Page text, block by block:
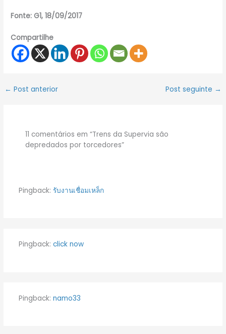
Fonte: G1, 18/09/2017
Compartilhe
← Post anterior Post seguinte →
11 comentários em “Trens da Supervia são
depredados por torcedores”
Pingback: รับงานเชื่อมเหล็ก
Pingback: click now
Pingback: namo33